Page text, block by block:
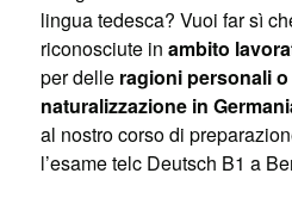
lingua tedesca? Vuoi far sì
riconosciute in ambito
per delle ragioni personali
naturalizzazione in
al nostro corso di
l’esame telc Deutsch B1 a